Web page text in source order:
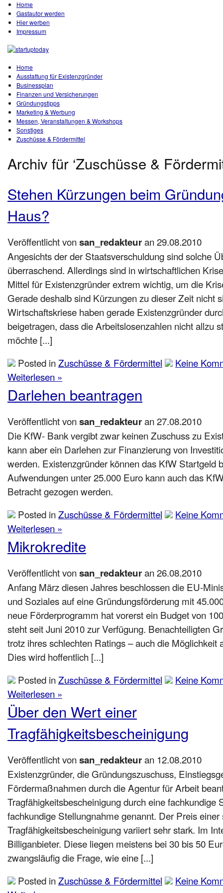
Home
Gastautor werden
Hier werben
Impressum
Home
Ausstattung für Existenzgründer
Businessplan
Finanzen und Versicherungen
Gründungstipps
Marketing & Werbung
Messen, Veranstaltungen & Workshops
Sonstiges
Zuschüsse & Fördermittel
Archiv für ‘Zuschüsse &
Stehen Kürzungen beim
Haus?
Veröffentlicht vonsan_redakteuran 29.08.2010
Angesichts der der Staatsverschuldung sind solche
überraschend. Allerdings sind in wirtschaftlichen
Mittel für Existenzgründer extrem wichtig, um die
Gerade deshalb sind Kürzungen zu dieser Zeit nicht
Wirtschaftskriese haben gerade Existenzgründer
beigetragen, dass die Arbeitslosenzahlen nicht allzu
möchte [...]
Posted inZuschüsse & Fördermittel
Keine
Weiterlesen »
Darlehen beantragen
Veröffentlicht vonsan_redakteuran 27.08.2010
Die KfW- Bank vergibt zwar keinen Zuschuss zu
kann aber ein Darlehen zur Finanzierung von
werden. Existenzgründer können das KfW Startgeld
Aufwendungen unter 25.000 Euro kann auch das
Betracht gezogen werden.
Posted inZuschüsse & Fördermittel
Keine
Weiterlesen »
Mikrokredite
Veröffentlicht vonsan_redakteuran 26.08.2010
Anfang März diesen Jahres beschlossen die EU-
und Soziales auf eine Gründungsförderung mit
neue Förderprogramm hat vorerst ein Budget von
steht seit Juni 2010 zur Verfügung. Benachteiligten
trotz ihres schlechten Ratings – auch die Möglichkeit
Dies wird hoffentlich [...]
Posted inZuschüsse & Fördermittel
Keine
Weiterlesen »
Über den Wert einer
Tragfähigkeitsbescheinigung
Veröffentlicht vonsan_redakteuran 12.08.2010
Existenzgründer, die Gründungszuschuss,
Fördermaßnahmen durch die Agentur für Arbeit
Tragfähigkeitsbescheinigung durch eine fachkundige
fachkundige Stellungnahme genannt. Der Preis einer
Tragfähigkeitsbescheinigung variiert sehr stark. Im
Billiganbieter. Diese liegen meistens bei 30 bis 50
zwangsläufig die Frage, wie eine [...]
Posted inZuschüsse & Fördermittel
Keine